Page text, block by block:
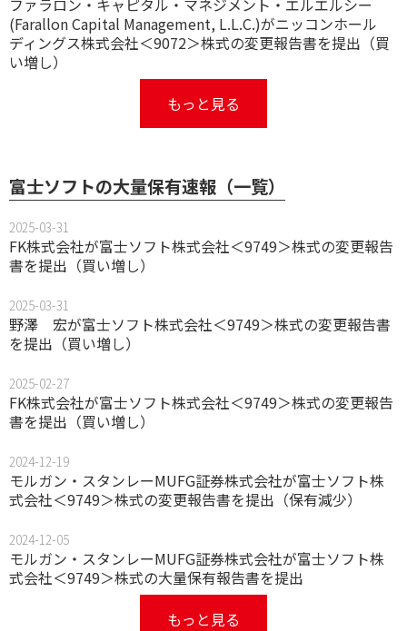
ファラロン・キャピタル・マネジメント・エルエルシー
(Farallon Capital Management, L.L.C.)がニッコンホール
ディングス株式会社＜9072＞株式の変更報告書を提出（買
い増し）
もっと見る
富士ソフトの大量保有速報（一覧）
2025-03-31
FK株式会社が富士ソフト株式会社＜9749＞株式の変更報告
書を提出（買い増し）
2025-03-31
野澤 宏が富士ソフト株式会社＜9749＞株式の変更報告書
を提出（買い増し）
2025-02-27
FK株式会社が富士ソフト株式会社＜9749＞株式の変更報告
書を提出（買い増し）
2024-12-19
モルガン・スタンレーMUFG証券株式会社が富士ソフト株
式会社＜9749＞株式の変更報告書を提出（保有減少）
2024-12-05
モルガン・スタンレーMUFG証券株式会社が富士ソフト株
式会社＜9749＞株式の大量保有報告書を提出
もっと見る